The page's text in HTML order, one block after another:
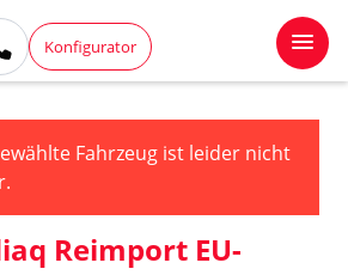
Konfigurator
Fahrzeug ist leider nicht
Reimport EU-